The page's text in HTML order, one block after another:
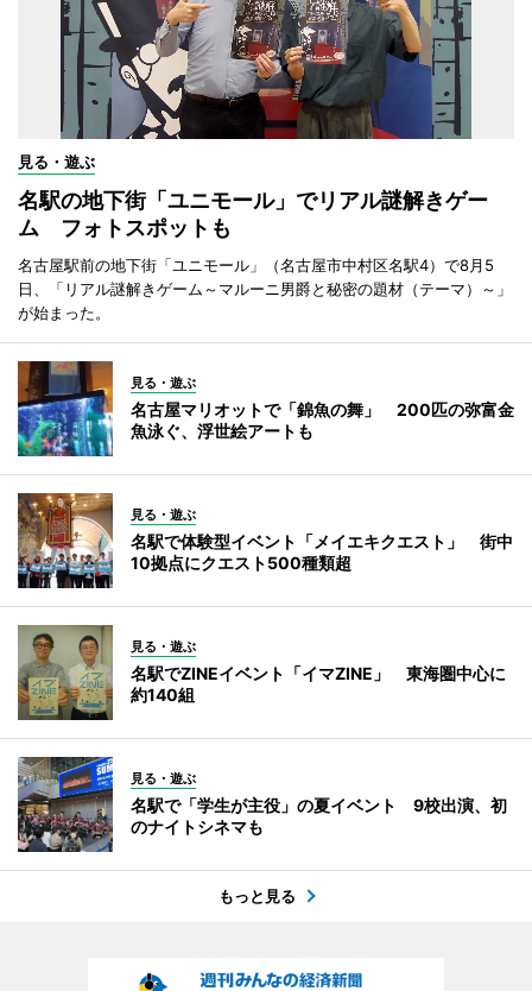
見る・遊ぶ
名駅の地下街「ユニモール」でリアル謎解きゲー
ム フォトスポットも
名古屋駅前の地下街「ユニモール」（名古屋市中村区名駅4）で8月5
日、「リアル謎解きゲーム～マルーニ男爵と秘密の題材（テーマ）～」
が始まった。
見る・遊ぶ
名古屋マリオットで「錦魚の舞」 200匹の弥富金
魚泳ぐ、浮世絵アートも
見る・遊ぶ
名駅で体験型イベント「メイエキクエスト」 街中
10拠点にクエスト500種類超
見る・遊ぶ
名駅でZINEイベント「イマZINE」 東海圏中心に
約140組
見る・遊ぶ
名駅で「学生が主役」の夏イベント 9校出演、初
のナイトシネマも
もっと見る